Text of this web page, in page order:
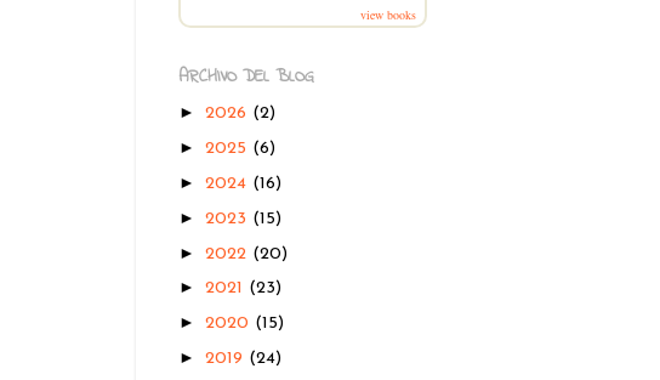
view books
ARCHIVO DEL BLOG
► 2026 (2)
► 2025 (6)
► 2024 (16)
► 2023 (15)
► 2022 (20)
► 2021 (23)
► 2020 (15)
► 2019 (24)